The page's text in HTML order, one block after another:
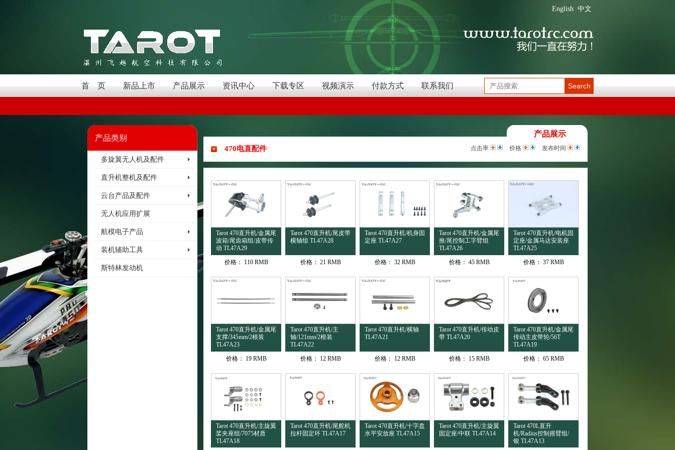
中文
English
首 页 新品上市 产品展示 资讯中心 下载专区 视频演示 付款方式 联系我们 Search
产品类别
多旋翼无人机及配件
直升机整机及配件
云台产品及配件
无人机应用扩展
航模电子产品
装机辅助工具
斯特林发动机
产品展示
470电直配件 点击率 价格 发布时间
Tarot 470直升机/金属尾
波箱/尾齿箱组/皮带传
动 TL47A29
价格：
110 RMB
Tarot 470直升机/尾皮带
横轴组 TL47A28
价格： 21 RMB
Tarot 470直升机/机身固
定座 TL47A27
价格： 32 RMB
Tarot 470直升机/金属尾
推/尾控制工字臂组
TL47A26
价格： 45 RMB
Tarot 470直升机/电机固
定座/金属马达安装座
TL47A25
价格： 37 RMB
Tarot 470直升机/金属尾
支撑/345mm/2根装
TL47A23
价格：
19 RMB
Tarot 470直升机/主
轴/121mm/2根装
TL47A22
价格：
12 RMB
Tarot 470直升机/横轴
TL47A21
价格： 12 RMB
Tarot 470直升机/传动皮
带 TL47A20
价格： 15 RMB
Tarot 470直升机/金属尾
传动主皮带轮/56T
TL47A19
价格： 65 RMB
Tarot 470直升机/主旋翼
桨夹座组/7075材质
TL47A18
Tarot 470直升机/尾舵机
拉杆固定环 TL47A17
Tarot 470直升机/十字盘
水平安放座 TL47A15
Tarot 470直升机/主旋翼
固定座/中联 TL47A14
Tarot 470L直升
机/Radius控制摇臂组/
银 TL47A13